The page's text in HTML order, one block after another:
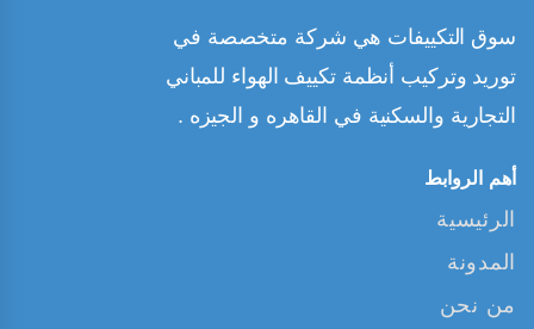
سوق التكييفات هي شركة متخصصة في
توريد وتركيب أنظمة تكييف الهواء للمباني
التجارية والسكنية في القاهره و الجيزه .
أهم الروابط
الرئيسية
المدونة
من نحن